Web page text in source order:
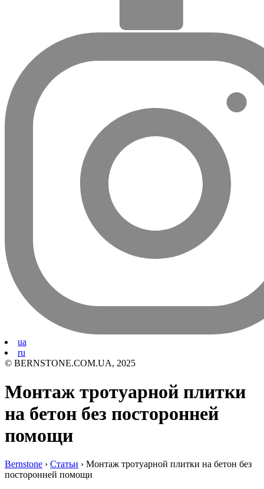
ua
ru
© BERNSTONE.COM.UA, 2025
Монтаж тротуарной плитки
на бетон без посторонней
помощи
Bernstone › Статьи › Монтаж тротуарной плитки на бетон без
посторонней помощи